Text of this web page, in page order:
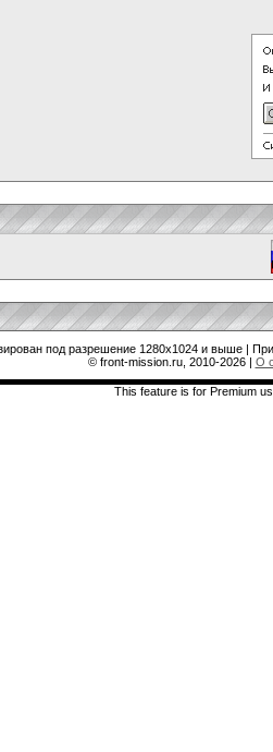
под разрешение 1280x1024 и выше |
© front-mission.ru, 2010-2026| О
This feature is for Premium